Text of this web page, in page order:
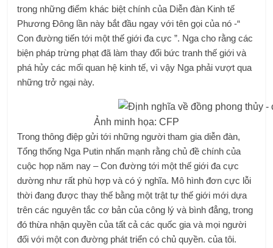
trong những điểm khác biệt chính của Diễn đàn Kinh tế
Phương Đông lần này bắt đầu ngay với tên gọi của nó -“
Con đường tiến tới một thế giới đa cực ”. Nga cho rằng các
biện pháp trừng phạt đã làm thay đổi bức tranh thế giới và
phá hủy các mối quan hệ kinh tế, vì vậy Nga phải vượt qua
những trở ngại này.
Ảnh minh họa: CFP
Trong thông điệp gửi tới những người tham gia diễn đàn,
Tổng thống Nga Putin nhấn mạnh rằng chủ đề chính của
cuộc họp năm nay – Con đường tới một thế giới đa cực
dường như rất phù hợp và có ý nghĩa. Mô hình đơn cực lỗi
thời đang được thay thế bằng một trật tự thế giới mới dựa
trên các nguyên tắc cơ bản của công lý và bình đẳng, trong
đó thừa nhận quyền của tất cả các quốc gia và mọi người
đối với một con đường phát triển có chủ quyền. của tôi.